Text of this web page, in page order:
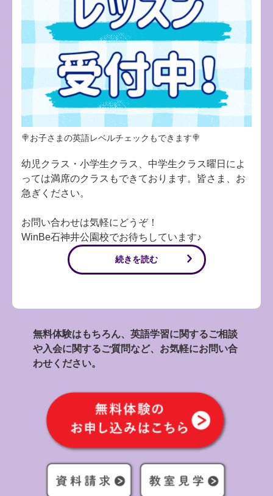
🍭お子さまの英語レベルチェックもできます🍭
幼児クラス・小学生クラス、中学生クラス曜日によ
っては満席のクラスもできております。皆さま、お
急ぎください。
お問い合わせは気軽にどうぞ！
WinBe石神井公園校でお待ちしています♪
続きを読む
無料体験はもちろん、英語学習に関するご相談
や入会に関するご質問など、お気軽にお問い合
わせください。